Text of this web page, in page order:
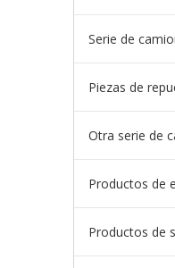
Otra serie de
Productos de
Productos de